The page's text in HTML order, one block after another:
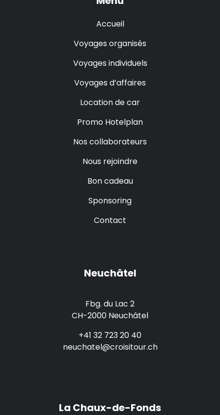
Accueil
Voyages organisés
Voyages individuels
Voyages d’affaires
Location de car
Promo Hotelplan
Nos collaborateurs
Nous rejoindre
Bon cadeau
Sponsoring
Contact
Neuchâtel
Fbg. du Lac 2
CH-2000 Neuchâtel
+41 32 723 20 40
neuchatel@croisitour.ch
La Chaux-de-Fonds